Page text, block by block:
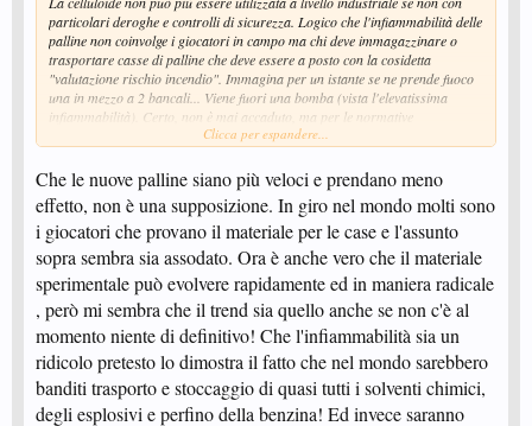
particolari deroghe e controlli di sicurezza. Logico che l'infiammabilità delle
palline non coinvolge i giocatori in campo ma chi deve immagazzinare o
trasportare casse di palline che deve essere a posto con la cosidetta
"valutazione rischio incendio". Immagina per un istante se ne prende fuoco
una in mezzo a 2 bancali... Viene fuori una bomba (vista l'elevatissima
infiammabilità). Certo, non è mai accaduto, ma per le normative
internazionali frega poco. La celluloide non si può più usare. Stop. E non
Poi, ripeto, non siamo necessariamente costretti a cambiare i materiali e non
siamo costretti a farlo nell'immediato. E non si conosce nemmeno la
differenza fra le 2 palline... Vedere la palla rimbalzare 4 volte in più non è
sinonimo di ingestibilità e nemmeno che sia completamente scivolosa:
l'attrito palla/gomma è dato dalla deformabilità della pallina. Se possono
giocare con gli spessori possono ottenere la rigidità voluta... Senza contare
che i 2 materiali possono avere coefficienti d'attrito differenti (che non
conosco) limitando i problemi...
Clicca per espandere...
Che le nuove palline siano più veloci e prendano meno
effetto, non è una supposizione. In giro nel mondo molti sono
i giocatori che provano il materiale per le case e l'assunto
sopra sembra sia assodato. Ora è anche vero che il materiale
sperimentale può evolvere rapidamente ed in maniera radicale
, però mi sembra che il trend sia quello anche se non c'è al
momento niente di definitivo! Che l'infiammabilità sia un
ridicolo pretesto lo dimostra il fatto che nel mondo sarebbero
banditi trasporto e stoccaggio di quasi tutti i solventi chimici,
degli esplosivi e perfino della benzina! Ed invece saranno